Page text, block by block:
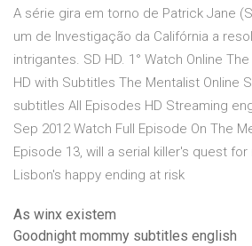
A série gira em torno de Patrick Jane
um de Investigação da Califórnia a
intrigantes. SD HD. 1° Watch Online
HD with Subtitles The Mentalist Online
subtitles All Episodes HD Streaming
Sep 2012 Watch Full Episode On The
Episode 13, will a serial killer's quest
Lisbon's happy ending at risk
As winx existem
Goodnight mommy subtitles english